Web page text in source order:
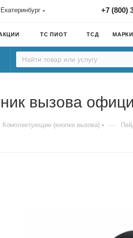
Екатеринбург +7 (800)
ТС ПИОТ ТСД
вызова
Комплектующие (кнопки вызова) —